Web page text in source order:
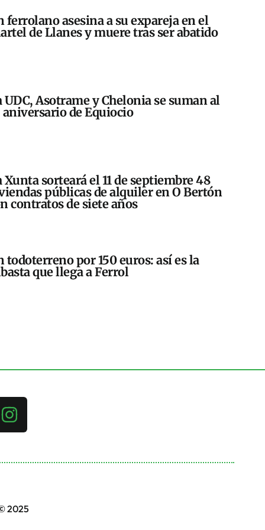
ferrolano asesina a su expareja en el
de Llanes y muere tras ser abatido
UDC, Asotrame y Chelonia se suman al
aniversario de Equiocio
Xunta sorteará el 11 de septiembre 48
públicas de alquiler en O Bertón
contratos de siete años
todoterreno por 150 euros: así es la
que llega a Ferrol
2025